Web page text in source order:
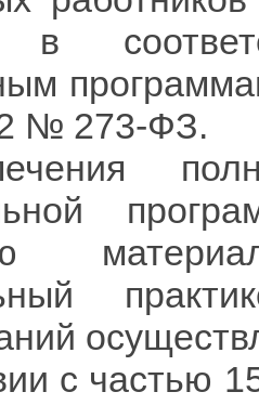
в
№ 273-ФЗ.
с частью